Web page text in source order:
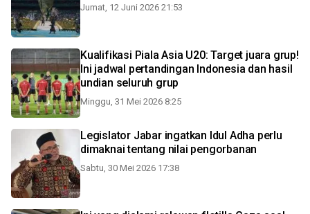
Jumat, 12 Juni 2026 21:53
Kualifikasi Piala Asia U20: Target juara grup!
Ini jadwal pertandingan Indonesia dan hasil
undian seluruh grup
Minggu, 31 Mei 2026 8:25
Legislator Jabar ingatkan Idul Adha perlu
dimaknai tentang nilai pengorbanan
Sabtu, 30 Mei 2026 17:38